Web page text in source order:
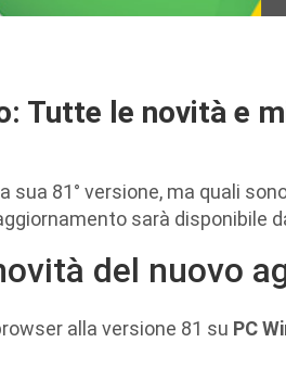
Tutte le novità e
sua 81° versione, ma quali
sarà disponibile
del nuovo
alla versione 81 su PC